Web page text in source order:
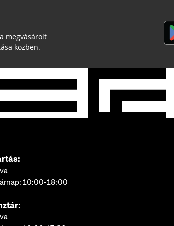
megvásárolt
közben.
10:00-18:00